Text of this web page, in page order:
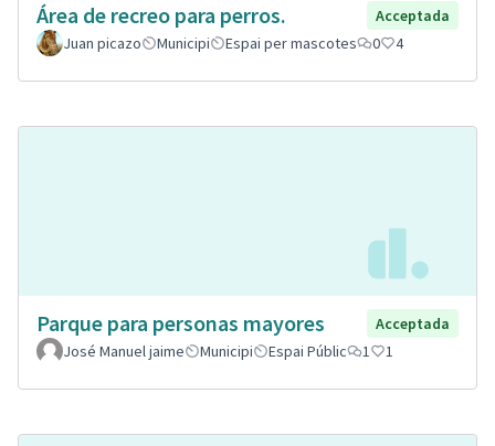
Área de recreo para perros.
Acceptada
Juan picazo
Municipi Espai per mascotes 0 4
Parque para personas mayores
Acceptada
José Manuel jaime
Municipi Espai Públic 1 1